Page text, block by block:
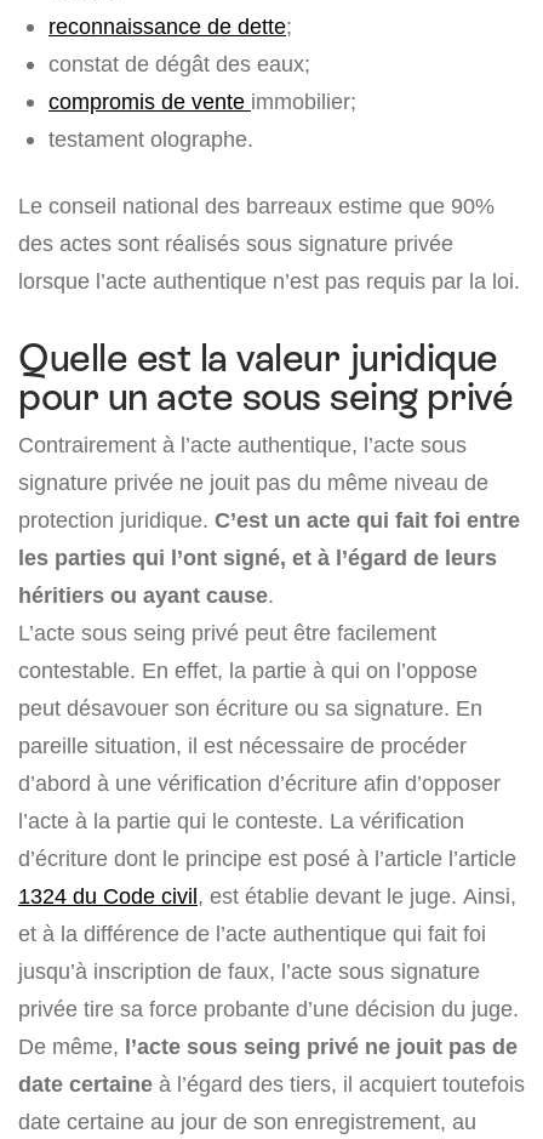
reconnaissance de dette;
constat de dégât des eaux;
compromis de vente immobilier;
testament olographe.
Le conseil national des barreaux estime que 90%
des actes sont réalisés sous signature privée
lorsque l’acte authentique n’est pas requis par la loi.
Quelle est la valeur juridique
pour un acte sous seing privé
Contrairement à l’acte authentique, l’acte sous
signature privée ne jouit pas du même niveau de
protection juridique. C’est un acte qui fait foi entre
les parties qui l’ont signé, et à l’égard de leurs
héritiers ou ayant cause.
L’acte sous seing privé peut être facilement
contestable. En effet, la partie à qui on l’oppose
peut désavouer son écriture ou sa signature. En
pareille situation, il est nécessaire de procéder
d’abord à une vérification d’écriture afin d’opposer
l’acte à la partie qui le conteste. La vérification
d’écriture dont le principe est posé à l’article l’article
1324 du Code civil, est établie devant le juge. Ainsi,
et à la différence de l’acte authentique qui fait foi
jusqu’à inscription de faux, l’acte sous signature
privée tire sa force probante d’une décision du juge.
De même, l’acte sous seing privé ne jouit pas de
date certaine à l’égard des tiers, il acquiert toutefois
date certaine au jour de son enregistrement, au